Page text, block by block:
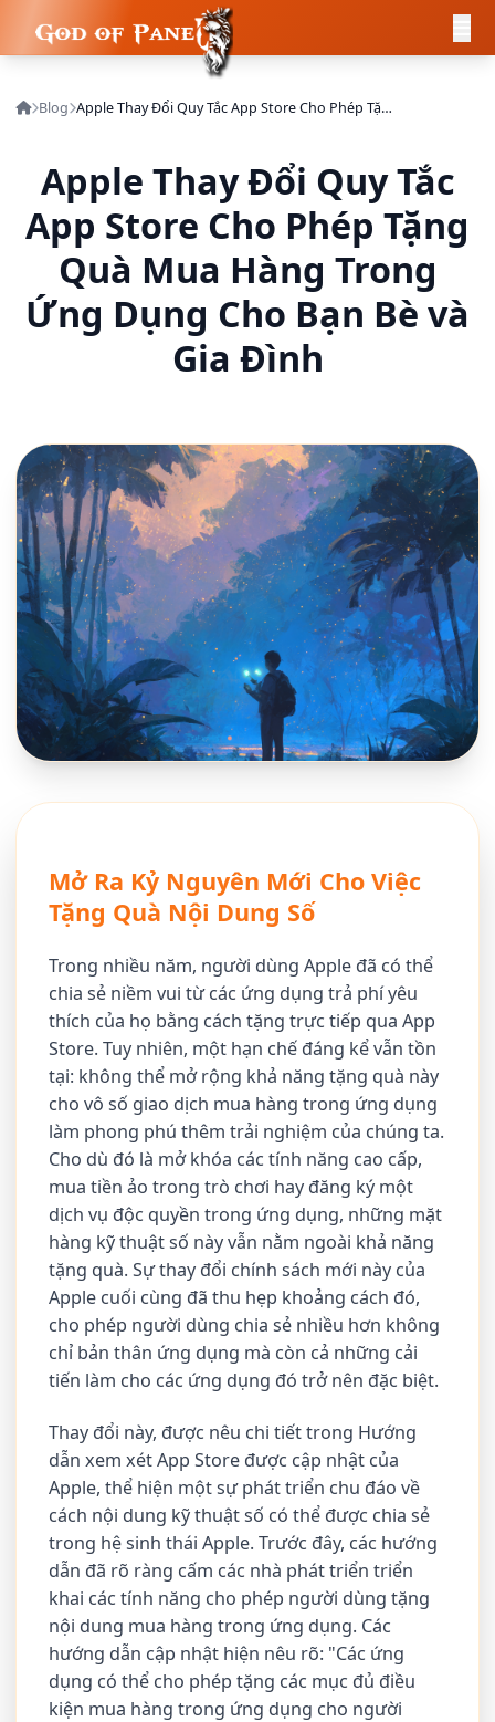
Blog Apple Thay Đổi Quy Tắc App Store Cho Phép Tặng Quà Mua Hàng Trong Ứng Dụng Cho Bạn Bè và Gia Đình
Apple Thay Đổi Quy Tắc
App Store Cho Phép Tặng
Quà Mua Hàng Trong
Ứng Dụng Cho Bạn Bè và
Gia Đình
Mở Ra Kỷ Nguyên Mới Cho Việc
Tặng Quà Nội Dung Số
Trong nhiều năm, người dùng Apple đã có thể
chia sẻ niềm vui từ các ứng dụng trả phí yêu
thích của họ bằng cách tặng trực tiếp qua App
Store. Tuy nhiên, một hạn chế đáng kể vẫn tồn
tại: không thể mở rộng khả năng tặng quà này
cho vô số giao dịch mua hàng trong ứng dụng
làm phong phú thêm trải nghiệm của chúng ta.
Cho dù đó là mở khóa các tính năng cao cấp,
mua tiền ảo trong trò chơi hay đăng ký một
dịch vụ độc quyền trong ứng dụng, những mặt
hàng kỹ thuật số này vẫn nằm ngoài khả năng
tặng quà. Sự thay đổi chính sách mới này của
Apple cuối cùng đã thu hẹp khoảng cách đó,
cho phép người dùng chia sẻ nhiều hơn không
chỉ bản thân ứng dụng mà còn cả những cải
tiến làm cho các ứng dụng đó trở nên đặc biệt.
Thay đổi này, được nêu chi tiết trong Hướng
dẫn xem xét App Store được cập nhật của
Apple, thể hiện một sự phát triển chu đáo về
cách nội dung kỹ thuật số có thể được chia sẻ
trong hệ sinh thái Apple. Trước đây, các hướng
dẫn đã rõ ràng cấm các nhà phát triển triển
khai các tính năng cho phép người dùng tặng
nội dung mua hàng trong ứng dụng. Các
hướng dẫn cập nhật hiện nêu rõ: "Các ứng
dụng có thể cho phép tặng các mục đủ điều
kiện mua hàng trong ứng dụng cho người